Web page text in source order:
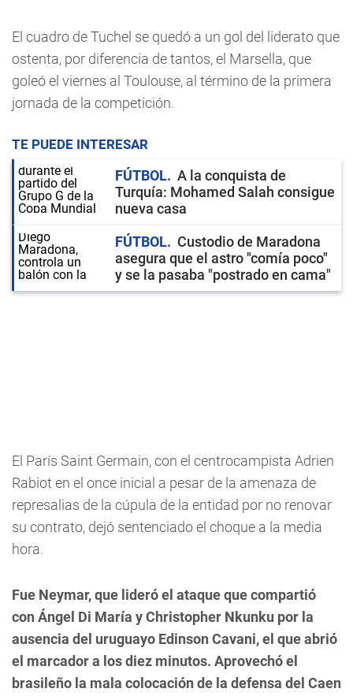
El cuadro de Tuchel se quedó a un gol del liderato que
ostenta, por diferencia de tantos, el Marsella, que
goleó el viernes al Toulouse, al término de la primera
jornada de la competición.
TE PUEDE INTERESAR
FÚTBOL
A la conquista de
Turquía: Mohamed Salah consigue
nueva casa
FÚTBOL
Custodio de Maradona
asegura que el astro "comía poco"
y se la pasaba "postrado en cama"
El París Saint Germain, con el centrocampista Adrien
Rabiot en el once inicial a pesar de la amenaza de
represalias de la cúpula de la entidad por no renovar
su contrato, dejó sentenciado el choque a la media
hora.
Fue Neymar, que lideró el ataque que compartió
con Ángel Di María y Christopher Nkunku por la
ausencia del uruguayo Edinson Cavani, el que abrió
el marcador a los diez minutos. Aprovechó el
brasileño la mala colocación de la defensa del Caen